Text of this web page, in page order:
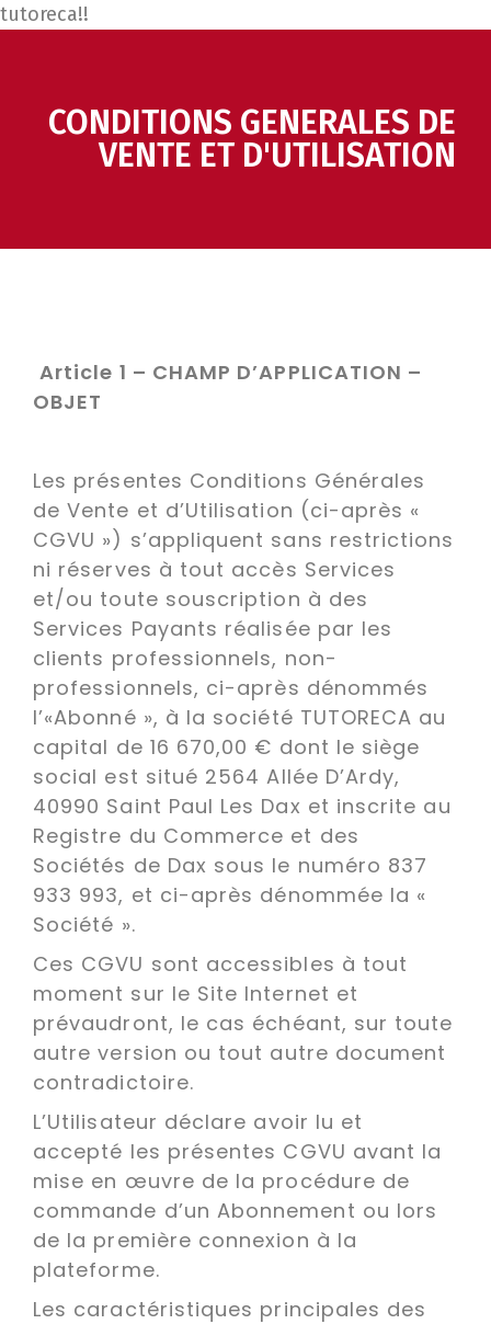
tutoreca!!
CONDITIONS GENERALES DE
VENTE ET D'UTILISATION
Article 1 – CHAMP D’APPLICATION –
OBJET
Les présentes Conditions Générales
de Vente et d’Utilisation (ci-après «
CGVU ») s’appliquent sans restrictions
ni réserves à tout accès Services
et/ou toute souscription à des
Services Payants réalisée par les
clients professionnels, non-
professionnels, ci-après dénommés
l’«Abonné », à la société TUTORECA au
capital de 16 670,00 € dont le siège
social est situé 2564 Allée D’Ardy,
40990 Saint Paul Les Dax et inscrite au
Registre du Commerce et des
Sociétés de Dax sous le numéro 837
933 993, et ci-après dénommée la «
Société ».
Ces CGVU sont accessibles à tout
moment sur le Site Internet et
prévaudront, le cas échéant, sur toute
autre version ou tout autre document
contradictoire.
L’Utilisateur déclare avoir lu et
accepté les présentes CGVU avant la
mise en œuvre de la procédure de
commande d’un Abonnement ou lors
de la première connexion à la
plateforme.
Les caractéristiques principales des